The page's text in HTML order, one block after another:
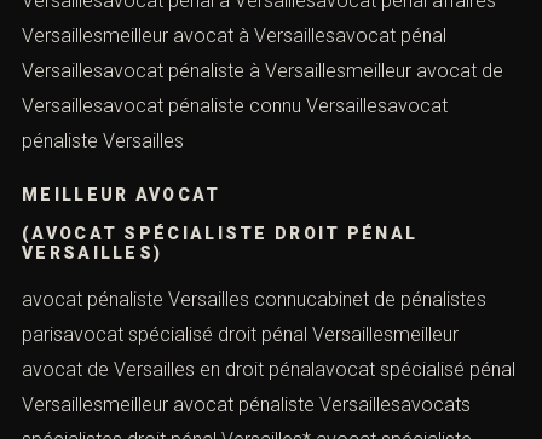
Versaillesmeilleur avocat à Versaillesavocat pénal
Versaillesavocat pénaliste à Versaillesmeilleur avocat de
Versaillesavocat pénaliste connu Versaillesavocat
pénaliste Versailles
MEILLEUR AVOCAT
(AVOCAT SPÉCIALISTE DROIT PÉNAL
VERSAILLES)
avocat pénaliste Versailles connucabinet de pénalistes
parisavocat spécialisé droit pénal Versaillesmeilleur
avocat de Versailles en droit pénalavocat spécialisé pénal
Versaillesmeilleur avocat pénaliste Versaillesavocats